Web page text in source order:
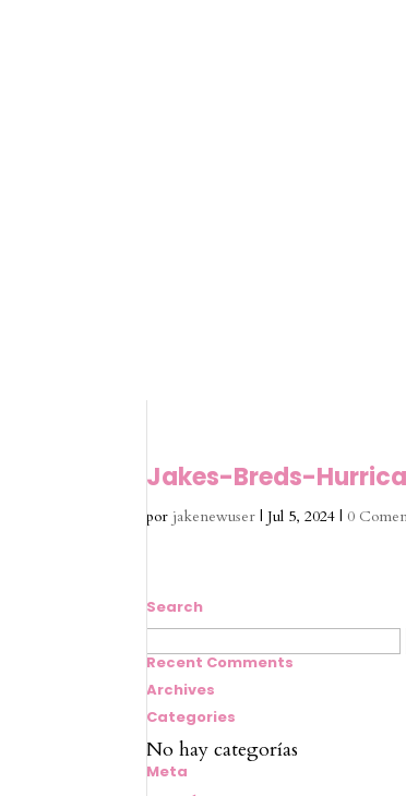
Jakes-Breds-
por jakenewuser |Jul 5, 2024 |0
Search
Buscar:
Recent Comments
Archives
Categories
No hay categorías
Meta